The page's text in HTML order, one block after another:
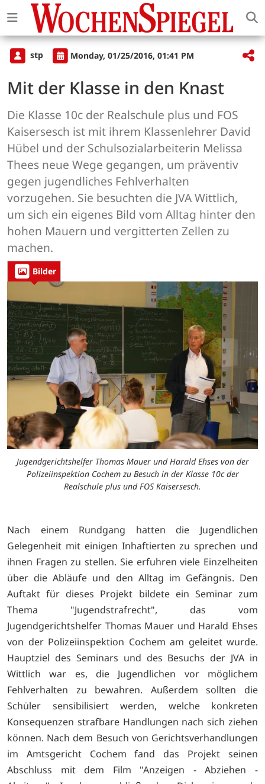
stp Monday, 01/25/2016, 01:41 PM
Mit der Klasse in den Knast
Die Klasse 10c der Realschule plus und FOS
Kaisersesch ist mit ihrem Klassenlehrer David
Hübel und der Schulsozialarbeiterin Melissa
Thees neue Wege gegangen, um präventiv
gegen jugendliches Fehlverhalten
vorzugehen. Sie besuchten die JVA Wittlich,
um sich ein eigenes Bild vom Alltag hinter den
hohen Mauern und vergitterten Zellen zu
machen.
Bilder
Jugendgerichtshelfer Thomas Mauer und Harald Ehses von der
Polizeiinspektion Cochem zu Besuch in der Klasse 10c der
Realschule plus und FOS Kaisersesch.
Nach einem Rundgang hatten die Jugendlichen
Gelegenheit mit einigen Inhaftierten zu sprechen und
ihnen Fragen zu stellen. Sie erfuhren viele Einzelheiten
über die Abläufe und den Alltag im Gefängnis. Den
Auftakt für dieses Projekt bildete ein Seminar zum
Thema "Jugendstrafrecht", das vom
Jugendgerichtshelfer Thomas Mauer und Harald Ehses
von der Polizeiinspektion Cochem am geleitet wurde.
Hauptziel des Seminars und des Besuchs der JVA in
Wittlich war es, die Jugendlichen vor möglichem
Fehlverhalten zu bewahren. Außerdem sollten die
Schüler sensibilisiert werden, welche konkreten
Konsequenzen strafbare Handlungen nach sich ziehen
können. Nach dem Besuch von Gerichtsverhandlungen
im Amtsgericht Cochem fand das Projekt seinen
Abschluss mit dem Film "Anzeigen - Abziehen -